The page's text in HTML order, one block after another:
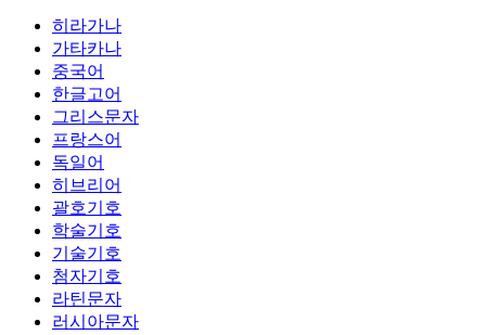
히라가나
가타카나
중국어
한글고어
그리스문자
프랑스어
독일어
히브리어
괄호기호
학술기호
기술기호
첨자기호
라틴문자
러시아문자